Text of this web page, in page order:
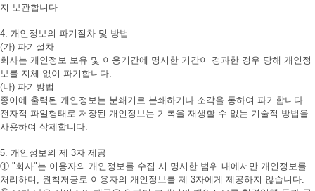
지 보관합니다
4. 개인정보의 파기절차 및 방법
(가) 파기절차
회사는 개인정보 보유 및 이용기간에 명시한 기간이 경과한 경우 당해 개인정
보를 지체 없이 파기합니다.
(나) 파기방법
종이에 출력된 개인정보는 분쇄기로 분쇄하거나 소각을 통하여 파기합니다.
전자적 파일형태로 저장된 개인정보는 기록을 재생할 수 없는 기술적 방법을
사용하여 삭제합니다.
5. 개인정보의 제 3자 제공
① "회사"는 이용자의 개인정보를 수집 시 명시한 범위 내에서만 개인정보를
처리하며, 원칙저긍로 이용자의 개인정보를 제 3자에게 제공하지 않습니다.